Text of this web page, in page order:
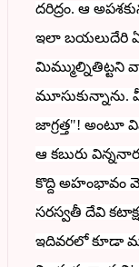
దరిద్రం. ఆ
ఇలా బయలుదేరి
మిమ్ముల్నితిట్టని
జాగ్రత్త"!
ఆ కబురు
కొద్ది అహంభావం
సరస్వతీ దేవి
ఇదివరలో కూడా